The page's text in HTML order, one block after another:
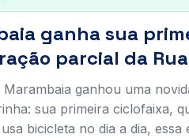
ganha sua
parcial da
ganhou uma
sua primeira ciclofaixa,
bicicleta no dia a dia,